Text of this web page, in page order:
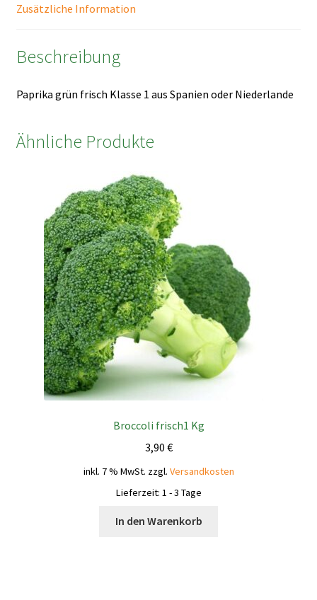
Zusätzliche Information
Beschreibung
Paprika grün frisch Klasse 1 aus Spanien oder Niederlande
Ähnliche Produkte
Broccoli frisch1 Kg
3,90 €
inkl. 7 % MwSt. zzgl. Versandkosten
Lieferzeit: 1 - 3 Tage
In den Warenkorb